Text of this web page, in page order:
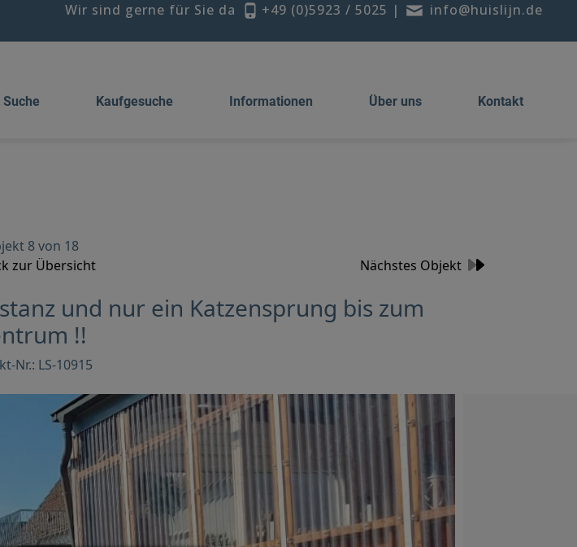
Wir sind gerne für Sie da +49 (0)5923 / 5025 | info@huislijn.de
Kaufgesuche Informationen Über uns Kontakt
8 von 18
Nächstes Objekt
zur Übersicht
und nur ein Katzensprung bis zum
!!
Nr.: LS-10915